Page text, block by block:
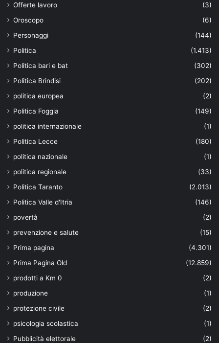
Offerte lavoro
(3)
Oroscopo
(6)
Personaggi
(144)
Politica
(1.413)
Politica bari e bat
(302)
Politica Brindisi
(202)
politica europea
(2)
Politica Foggia
(149)
politica internazionale
(1)
Politica Lecce
(180)
politica nazionale
(1)
politica regionale
(33)
Politica Taranto
(2.013)
Politica Valle d'Itria
(146)
povertà
(2)
prevenzione e salute
(15)
Prima pagina
(4.301)
Prima Pagina Old
(12.859)
prodotti a Km 0
(2)
produzione
(1)
protezione civile
(2)
psicologia scolastica
(1)
Pubblicità elettorale
(2)